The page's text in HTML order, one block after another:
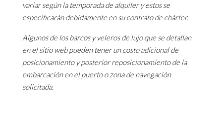
variar según la temporada de alquiler y estos se
especificarán debidamente en su contrato de chárter.
Algunos de los barcos y veleros de lujo que se detallan
en el sitio web pueden tener un costo adicional de
posicionamiento y posterior reposicionamiento de la
embarcación en el puerto o zona de navegación
solicitada.